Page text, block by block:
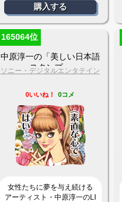
購入する
165064位
中原淳一の「美しい日本語
スタンプ」
ソニー・デジタルエンタテイン
メント
0いいね！ 0コメ
女性たちに夢を与え続ける
アーティスト・中原淳一のLI